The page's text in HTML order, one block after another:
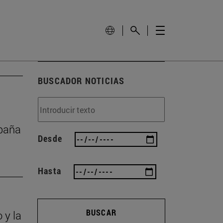
y la
BUSCADOR NOTICIAS
Desde
Hasta
BUSCAR